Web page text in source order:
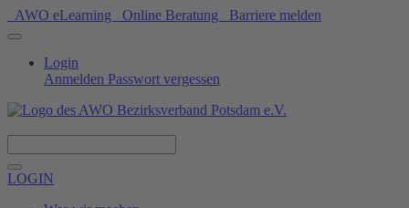
AWO eLearning Online Beratung Barriere melden
Login
Anmelden Passwort vergessen
LOGIN